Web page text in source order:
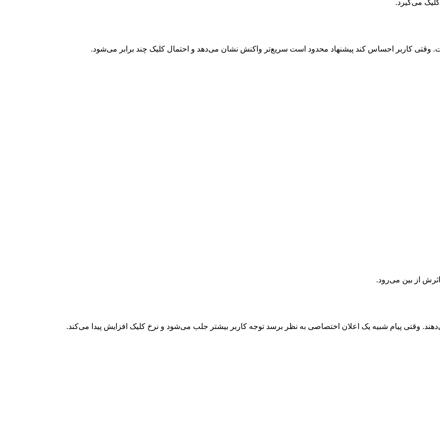
می‌گیرد.
کاربر احساس کند پیشنهاد محدود است سریع‌تر واکنش نشان می‌دهد و احتمال کلیک چند برابر می‌شود.
از بین می‌رود.
وقتی پیام شبیه یک اعلان اختصاصی به نظر برسد توجه کاربر بیشتر جلب می‌شود و نرخ کلیک افزایش پیدا می‌کند.